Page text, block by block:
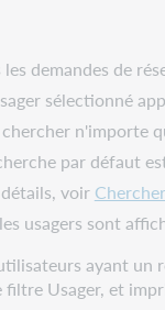
demandes de
sélectionné
n'importe
par défaut
voir
les usagers sont
ayant un
filtre Usager, et